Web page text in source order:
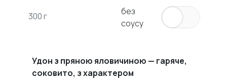
300 г
без
соусу
Удон з пряною яловичиною — гаряче,
соковито, з характером